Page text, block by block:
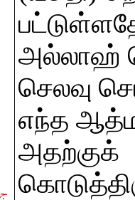
அல்லாஹ்
செலவு
எந்த
அதற்குக்